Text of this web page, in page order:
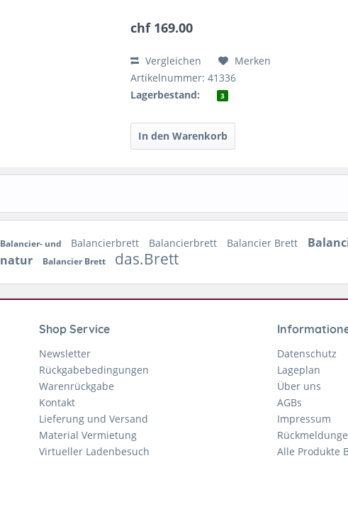
chf 169.00
Vergleichen
Merken
Artikelnummer: 41336
Lagerbestand:
3
Balancier- und Balancierbrett Balancierbrett Balancier Brett
natur
Balancier Brett das.Brett
Shop Service
Newsletter
Rückgabebedingungen
Warenrückgabe
Kontakt
Lieferung und Versand
Material Vermietung
Virtueller Ladenbesuch
Datenschutz
Lageplan
Über uns
AGBs
Impressum
Alle Produkte